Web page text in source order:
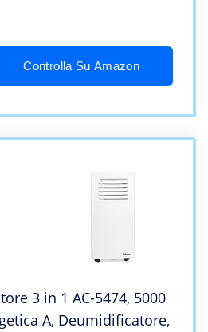
refrigerante ecologico
Controlla Su Amazon
3 in 1 AC-5474, 5000
A, Deumidificatore,